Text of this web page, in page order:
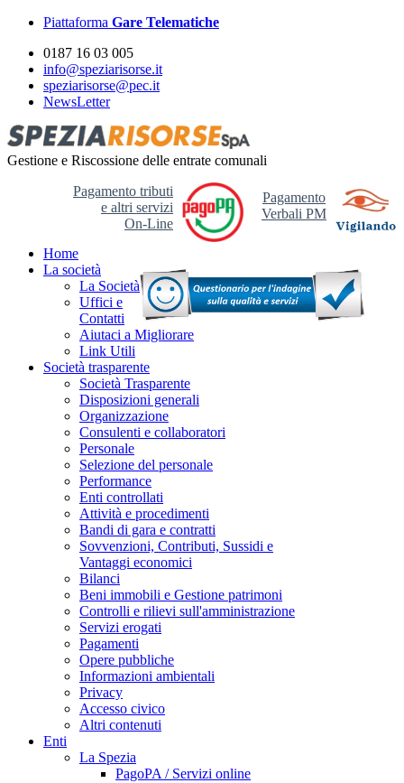
Piattaforma Gare Telematiche
0187 16 03 005
info@speziarisorse.it
speziarisorse@pec.it
NewsLetter
Gestione e Riscossione delle entrate comunali
Pagamento
Verbali PM
Pagamento tributi
e altri servizi
On-Line
Home
La società
La Società
Uffici e
Contatti
Aiutaci a Migliorare
Link Utili
Società trasparente
Società Trasparente
Disposizioni generali
Organizzazione
Consulenti e collaboratori
Personale
Selezione del personale
Performance
Enti controllati
Attività e procedimenti
Bandi di gara e contratti
Sovvenzioni, Contributi, Sussidi e
Vantaggi economici
Bilanci
Beni immobili e Gestione patrimoni
Controlli e rilievi sull'amministrazione
Servizi erogati
Pagamenti
Opere pubbliche
Informazioni ambientali
Privacy
Accesso civico
Altri contenuti
Enti
La Spezia
PagoPA / Servizi online